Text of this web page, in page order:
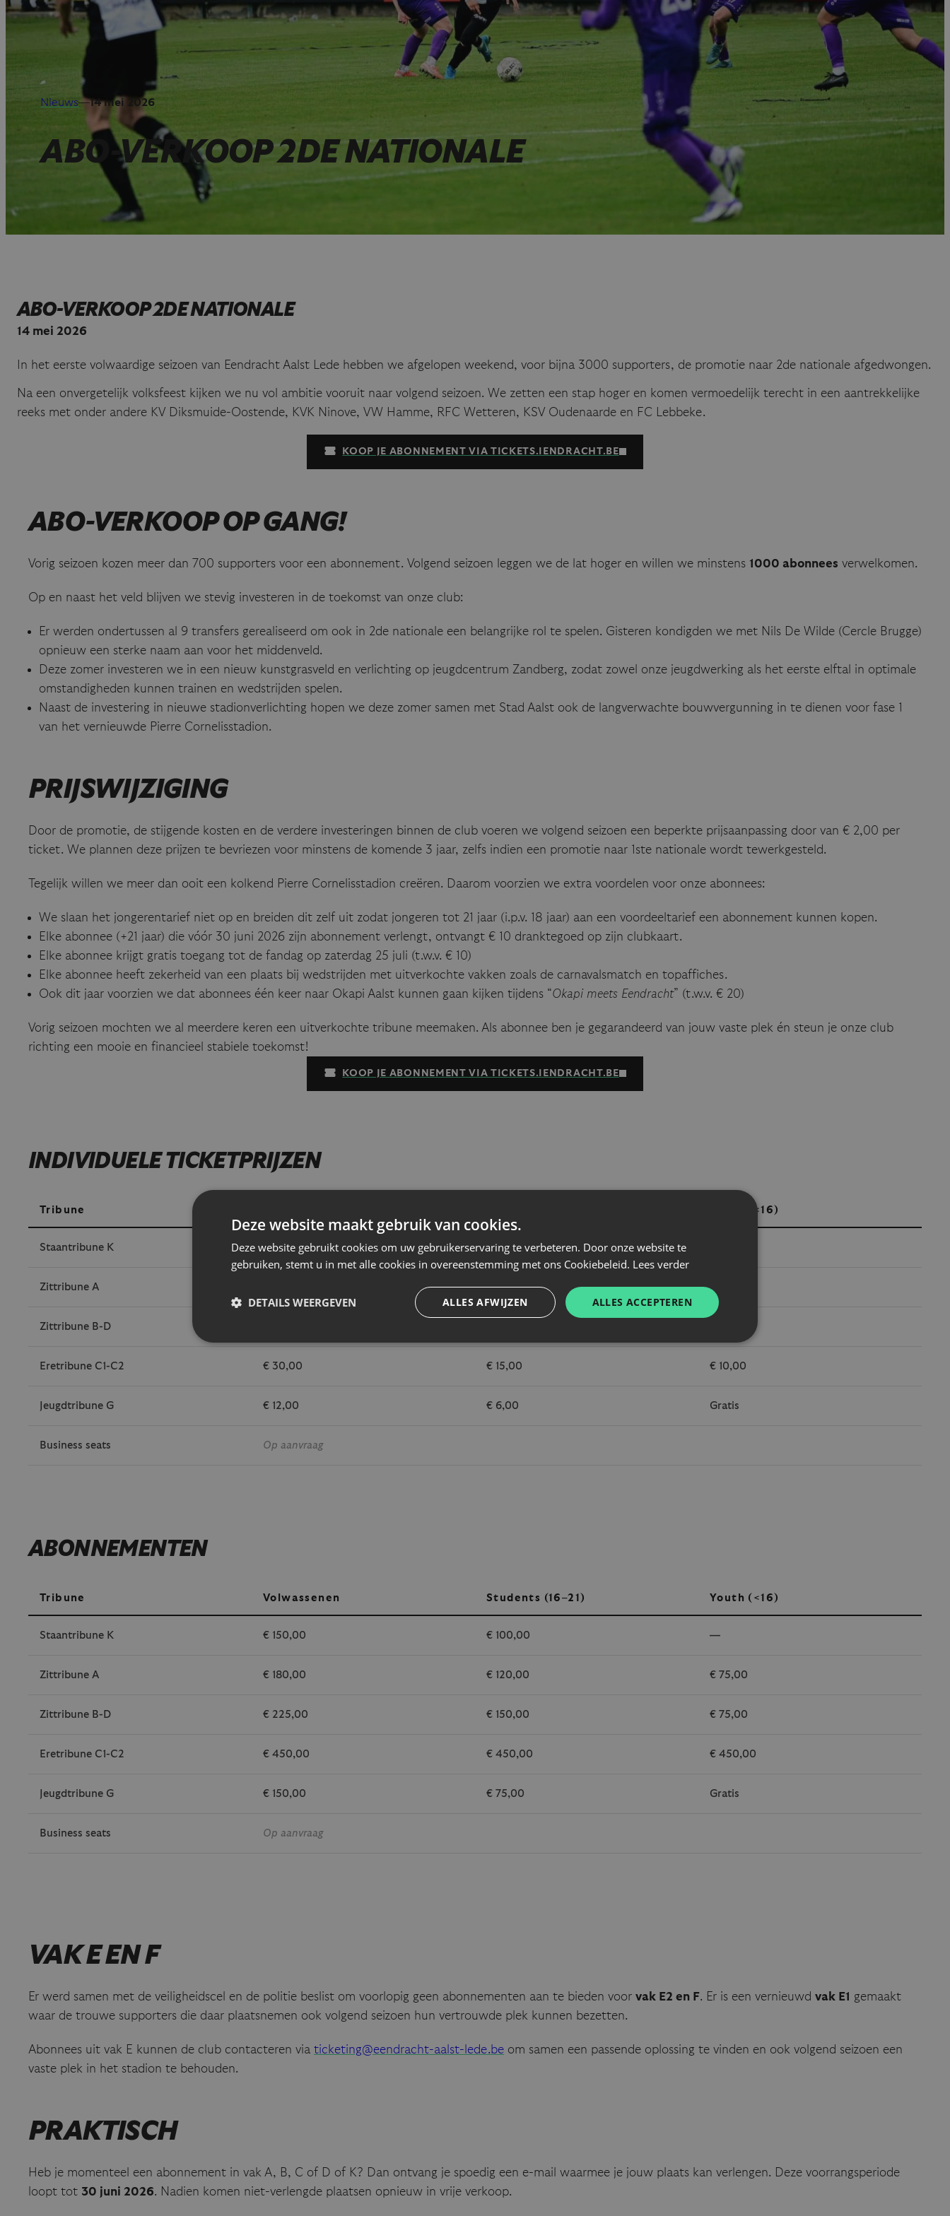
Nieuws—14 mei 2026
ABO-VERKOOP 2DE NATIONALE
ABO-VERKOOP 2DE NATIONALE
14 mei 2026
In het eerste volwaardige seizoen van Eendracht Aalst Lede hebben we afgelopen weekend, voor bijna 3000 supporters, de promotie naar 2de nationale afgedwongen.
Na een onvergetelijk volksfeest kijken we nu vol ambitie vooruit naar volgend seizoen. We zetten een stap hoger en komen vermoedelijk terecht in een aantrekkelijke
reeks met onder andere KV Diksmuide-Oostende, KVK Ninove, VW Hamme, RFC Wetteren, KSV Oudenaarde en FC Lebbeke.
KOOP JE ABONNEMENT VIA TICKETS.IENDRACHT.BE
ABO-VERKOOP OP GANG!
Vorig seizoen kozen meer dan 700 supporters voor een abonnement. Volgend seizoen leggen we de lat hoger en willen we minstens 1000 abonnees verwelkomen.
Op en naast het veld blijven we stevig investeren in de toekomst van onze club:
Er werden ondertussen al 9 transfers gerealiseerd om ook in 2de nationale een belangrijke rol te spelen. Gisteren kondigden we met Nils De Wilde (Cercle Brugge)
opnieuw een sterke naam aan voor het middenveld.
Deze zomer investeren we in een nieuw kunstgrasveld en verlichting op jeugdcentrum Zandberg, zodat zowel onze jeugdwerking als het eerste elftal in optimale
omstandigheden kunnen trainen en wedstrijden spelen.
Naast de investering in nieuwe stadionverlichting hopen we deze zomer samen met Stad Aalst ook de langverwachte bouwvergunning in te dienen voor fase 1
van het vernieuwde Pierre Cornelisstadion.
PRIJSWIJZIGING
Door de promotie, de stijgende kosten en de verdere investeringen binnen de club voeren we volgend seizoen een beperkte prijsaanpassing door van € 2,00 per
ticket. We plannen deze prijzen te bevriezen voor minstens de komende 3 jaar, zelfs indien een promotie naar 1ste nationale wordt tewerkgesteld.
Tegelijk willen we meer dan ooit een kolkend Pierre Cornelisstadion creëren. Daarom voorzien we extra voordelen voor onze abonnees:
We slaan het jongerentarief niet op en breiden dit zelf uit zodat jongeren tot 21 jaar (i.p.v. 18 jaar) aan een voordeeltarief een abonnement kunnen kopen.
Elke abonnee (+21 jaar) die vóór 30 juni 2026 zijn abonnement verlengt, ontvangt € 10 dranktegoed op zijn clubkaart.
Elke abonnee krijgt gratis toegang tot de fandag op zaterdag 25 juli (t.w.v. € 10)
Elke abonnee heeft zekerheid van een plaats bij wedstrijden met uitverkochte vakken zoals de carnavalsmatch en topaffiches.
Ook dit jaar voorzien we dat abonnees één keer naar Okapi Aalst kunnen gaan kijken tijdens “Okapi meets Eendracht” (t.w.v. € 20)
Vorig seizoen mochten we al meerdere keren een uitverkochte tribune meemaken. Als abonnee ben je gegarandeerd van jouw vaste plek én steun je onze club
richting een mooie en financieel stabiele toekomst!
KOOP JE ABONNEMENT VIA TICKETS.IENDRACHT.BE
INDIVIDUELE TICKETPRIJZEN
Tribune Youth (<16)
Staantribune K € 12,00 € 8,00
Zittribune A € 10,00 € 5,00
Zittribune B-D
Eretribune C1-C2 € 30,00 € 15,00 € 10,00
Jeugdtribune G € 12,00 € 6,00 Gratis
Business seats Op aanvraag
ABONNEMENTEN
Tribune Volwassenen Students (16–21) Youth (<16)
Staantribune K € 150,00 € 100,00 —
Zittribune A € 180,00 € 120,00 € 75,00
Zittribune B-D € 225,00 € 150,00 € 75,00
Eretribune C1-C2 € 450,00 € 450,00 € 450,00
Jeugdtribune G € 150,00 € 75,00 Gratis
Business seats Op aanvraag
VAK E EN F
Er werd samen met de veiligheidscel en de politie beslist om voorlopig geen abonnementen aan te bieden voor vak E2 en F. Er is een vernieuwd vak E1 gemaakt
waar de trouwe supporters die daar plaatsnemen ook volgend seizoen hun vertrouwde plek kunnen bezetten.
Abonnees uit vak E kunnen de club contacteren via ticketing@eendracht-aalst-lede.be om samen een passende oplossing te vinden en ook volgend seizoen een
vaste plek in het stadion te behouden.
PRAKTISCH
Heb je momenteel een abonnement in vak A, B, C of D of K? Dan ontvang je spoedig een e-mail waarmee je jouw plaats kan verlengen. Deze voorrangsperiode
loopt tot 30 juni 2026. Nadien komen niet-verlengde plaatsen opnieuw in vrije verkoop.
Deze website maakt gebruik van cookies.
Deze website gebruikt cookies om uw gebruikerservaring te verbeteren. Door onze website te
gebruiken, stemt u in met alle cookies in overeenstemming met ons Cookiebeleid. Lees verder
ALLES ACCEPTEREN
ALLES AFWIJZEN
DETAILS WEERGEVEN